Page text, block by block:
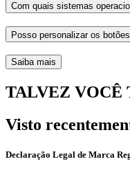
Com quais sistemas
Posso personalizar os
Saiba mais
TALVEZ VOCÊ
Visto
Declaração Legal de Marca